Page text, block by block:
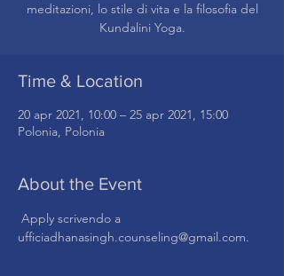
meditazioni, lo stile di vita e la filosofia del
Kundalini Yoga.
Time & Location
20 apr 2021, 10:00 – 25 apr 2021, 15:00
Polonia, Polonia
About the Event
Apply scrivendo a
ufficiadhanasingh.counseling@gmail.com.